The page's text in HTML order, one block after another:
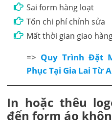
Sai form hàng loạt
Tốn chi phí chỉnh sửa
Mất thời gian giao
=> Quy Trình Đặt
Phục Tại Gia Lai Từ
In hoặc thêu
đến form áo